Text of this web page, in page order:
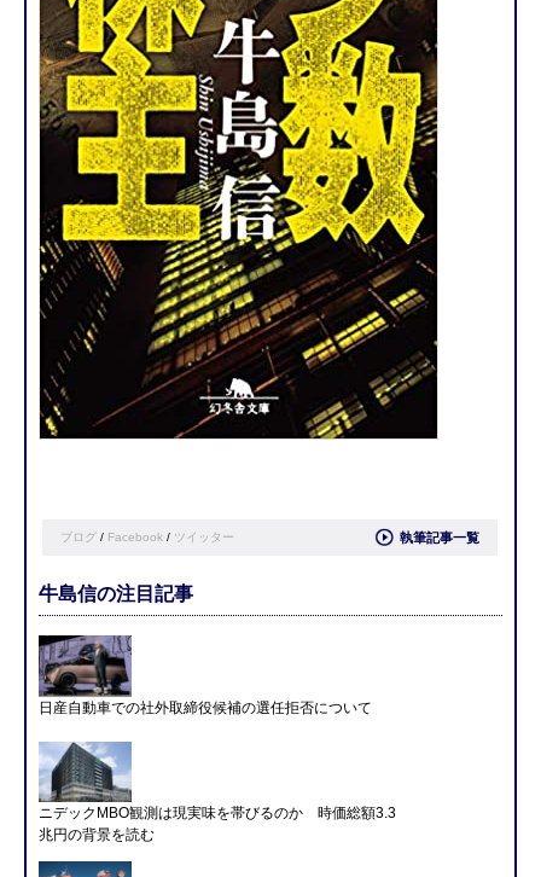
ブログ / Facebook / ツイッター 執筆記事一覧
牛島信の注目記事
日産自動車での社外取締役候補の選任拒否について
ニデックMBO観測は現実味を帯びるのか 時価総額3.3
兆円の背景を読む